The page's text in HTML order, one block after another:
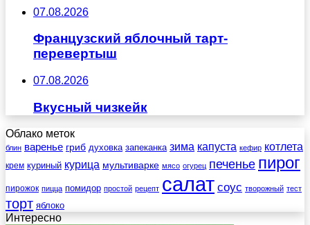
07.08.2026
Французский яблочный тарт-
перевертыш
07.08.2026
Вкусный чизкейк
Облако меток
блин варенье гриб духовка запеканка зима капуста кефир котлета
крем куриный курица мультиварке мясо огурец печенье пирог
пирожок пицца помидор простой рецепт салат соус творожный тест
торт яблоко
Интересно